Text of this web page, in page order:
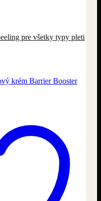
pre všetky typy pleti